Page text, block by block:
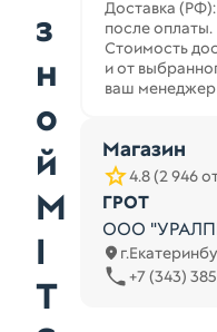
з
н
о
й
M
I
T
Доставка
после оплаты.
Стоимость
и от
ваш менеджер
Магазин
4.8 (2 946
ГРОТ
ООО
+7 (343)